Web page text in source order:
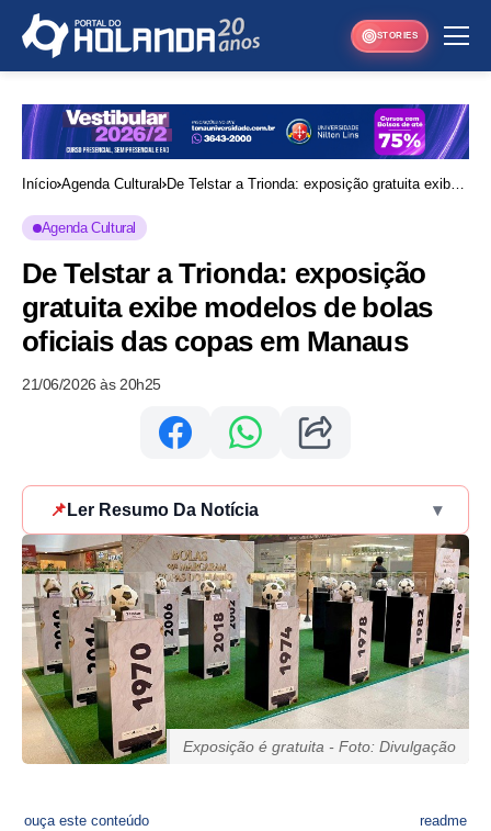
STORIES
Início Agenda Cultural De Telstar a Trionda: exposição gratuita exibe
Agenda Cultural
De Telstar a Trionda: exposição
gratuita exibe modelos de bolas
oficiais das copas em Manaus
21/06/2026 às 20h25
📌 Ler Resumo Da Notícia ▾
Exposição é gratuita - Foto: Divulgação
ouça este conteúdo readme